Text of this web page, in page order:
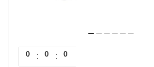
0 0 0